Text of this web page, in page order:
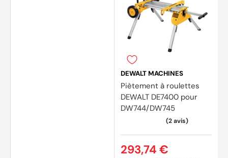
DEWALT MACHINES
Piètement à roulettes
DEWALT DE7400 pour
DW744/DW745
293,74 €